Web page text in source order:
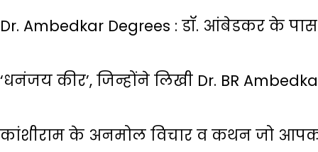
Dr. Ambedkar Degrees : डॉ. आंबेडकर के पास
‘धनंजय कीर’, जिन्होंने लिखी Dr. BR
कांशीराम के अनमोल विचार व कथन जो